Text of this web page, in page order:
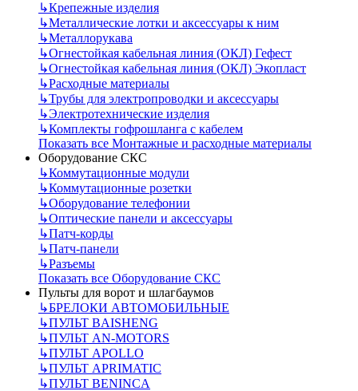
↳Крепежные изделия
↳Металлические лотки и аксессуары к ним
↳Металлорукава
↳Огнестойкая кабельная линия (ОКЛ) Гефест
↳Огнестойкая кабельная линия (ОКЛ) Экопласт
↳Расходные материалы
↳Трубы для электропроводки и аксессуары
↳Электротехнические изделия
↳Комплекты гофрошланга с кабелем
Показать все Монтажные и расходные материалы
Оборудование СКС
↳Коммутационные модули
↳Коммутационные розетки
↳Оборудование телефонии
↳Оптические панели и аксессуары
↳Патч-корды
↳Патч-панели
↳Разъемы
Показать все Оборудование СКС
Пульты для ворот и шлагбаумов
↳БРЕЛОКИ АВТОМОБИЛЬНЫЕ
↳ПУЛЬТ BAISHENG
↳ПУЛЬТ AN-MOTORS
↳ПУЛЬТ APOLLO
↳ПУЛЬТ APRIMATIC
↳ПУЛЬТ BENINCA